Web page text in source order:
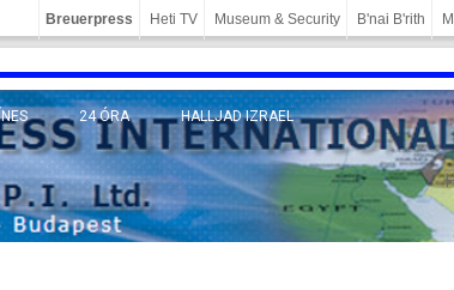
Breuerpress Heti TV Museum & Security B'nai B'rith
24 ÓRA HALLJAD IZRAEL